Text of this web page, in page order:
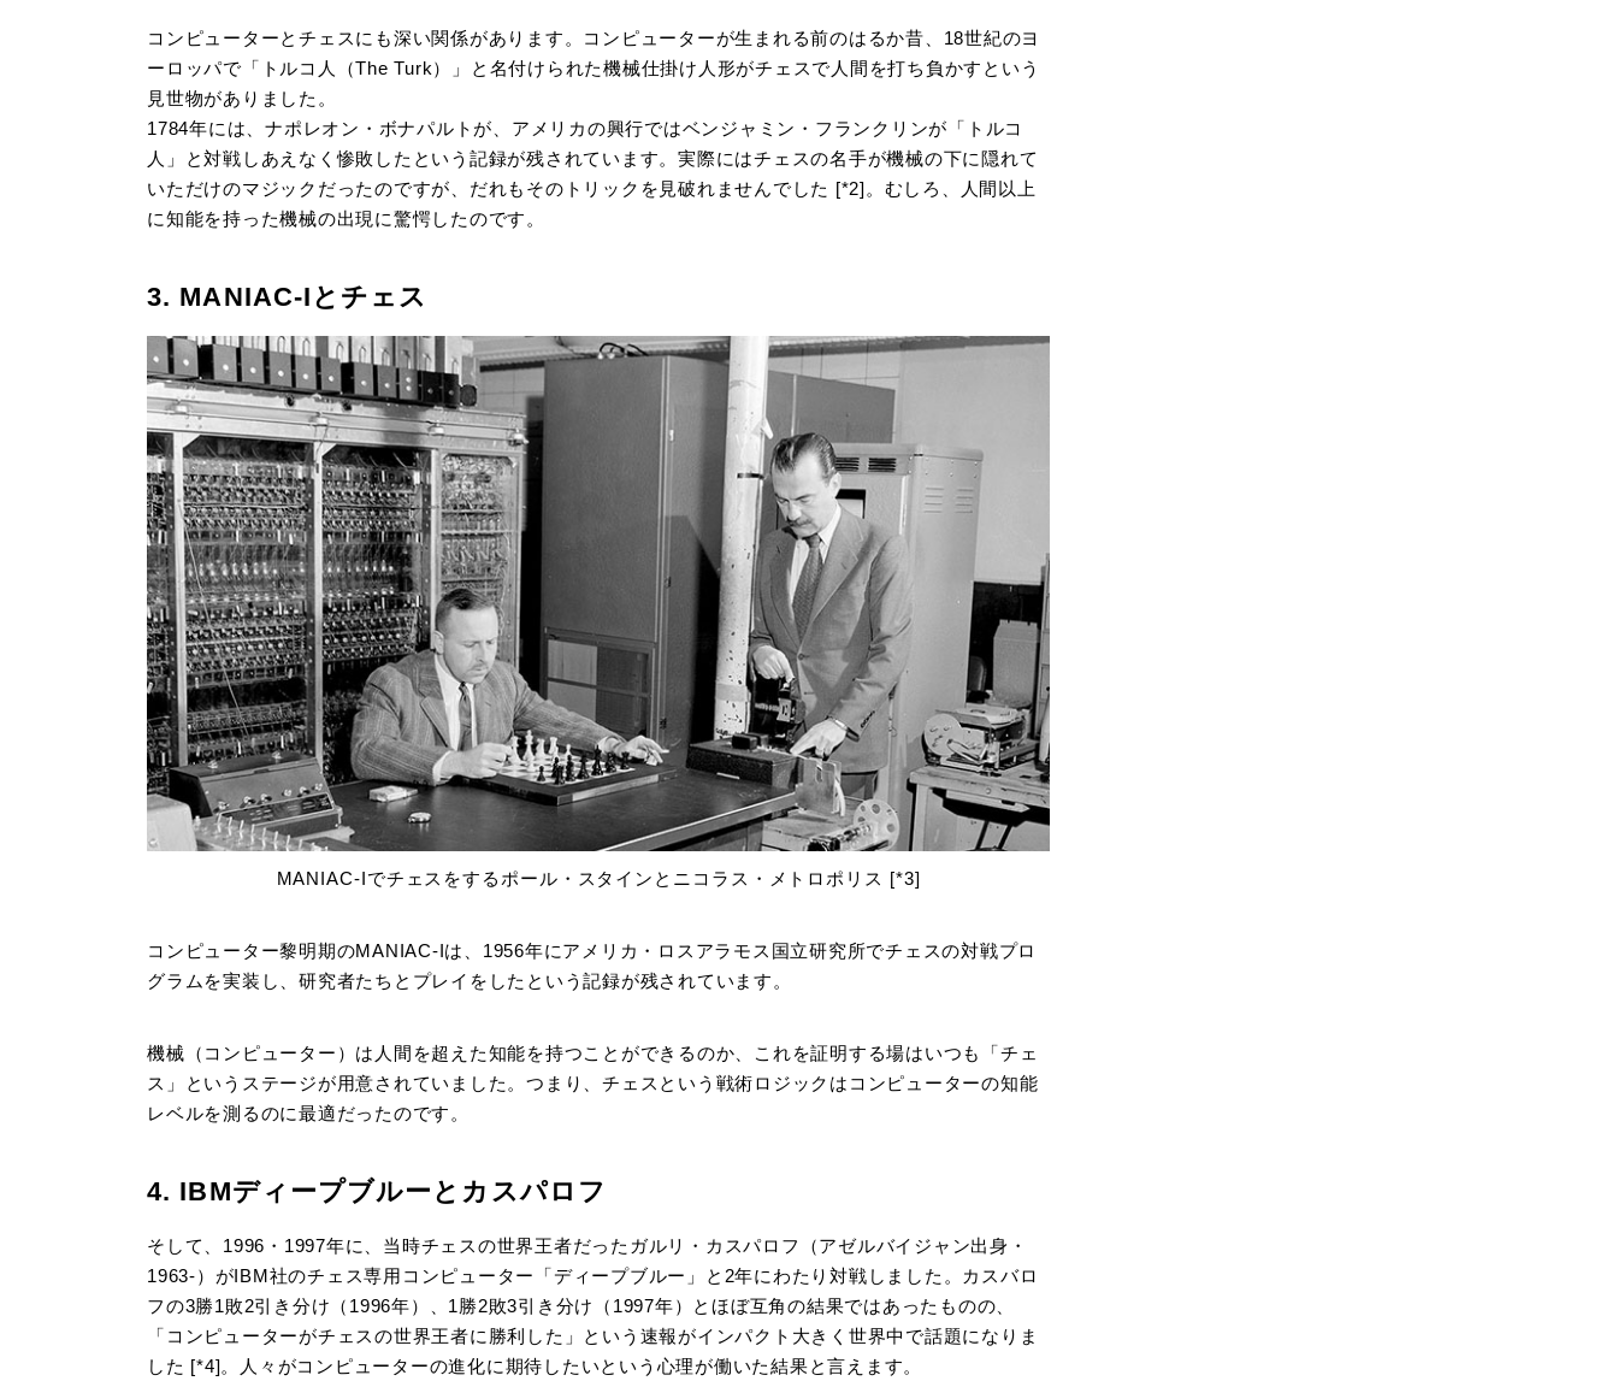
コンピューターとチェスにも深い関係があります。コンピューターが生まれる前のはるか昔、18世紀のヨ
ーロッパで「トルコ人（The Turk）」と名付けられた機械仕掛け人形がチェスで人間を打ち負かすという
見世物がありました。
1784年には、ナポレオン・ボナパルトが、アメリカの興行ではベンジャミン・フランクリンが「トルコ
人」と対戦しあえなく惨敗したという記録が残されています。実際にはチェスの名手が機械の下に隠れて
いただけのマジックだったのですが、だれもそのトリックを見破れませんでした [*2]。むしろ、人間以上
に知能を持った機械の出現に驚愕したのです。
3. MANIAC-Iとチェス
MANIAC-Iでチェスをするポール・スタインとニコラス・メトロポリス [*3]
コンピューター黎明期のMANIAC-Iは、1956年にアメリカ・ロスアラモス国立研究所でチェスの対戦プロ
グラムを実装し、研究者たちとプレイをしたという記録が残されています。
機械（コンピューター）は人間を超えた知能を持つことができるのか、これを証明する場はいつも「チェ
ス」というステージが用意されていました。つまり、チェスという戦術ロジックはコンピューターの知能
レベルを測るのに最適だったのです。
4. IBMディープブルーとカスパロフ
そして、1996・1997年に、当時チェスの世界王者だったガルリ・カスパロフ（アゼルバイジャン出身・
1963-）がIBM社のチェス専用コンピューター「ディープブルー」と2年にわたり対戦しました。カスバロ
フの3勝1敗2引き分け（1996年）、1勝2敗3引き分け（1997年）とほぼ互角の結果ではあったものの、
「コンピューターがチェスの世界王者に勝利した」という速報がインパクト大きく世界中で話題になりま
した [*4]。人々がコンピューターの進化に期待したいという心理が働いた結果と言えます。